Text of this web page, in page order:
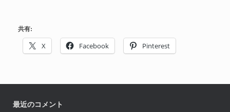
共有:
X
Facebook Pinterest
最近のコメント